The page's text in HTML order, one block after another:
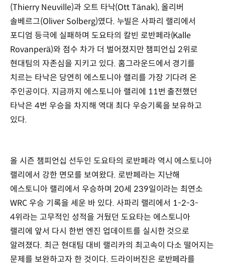
(Thierry Neuville)과 오트 타낙(Ott Tänak), 올리버
솔베르그(Oliver Solberg)였다. 누빌은 사파리 랠리에서
포디엄 등극에 실패하며 도요타의 칼빈 로반페라(Kalle
Rovanperä)와 점수 차가 더 벌어졌지만 챔피언십 2위로
현대팀의 자존심을 지키고 있다. 홈그라운드에서 경기를
치르는 타낙은 당연히 에스토니아 랠리를 가장 기다려 온
주인공이다. 지금까지 에스토니아 랠리에 11번 출전했던
타낙은 4번 우승을 차지해 역대 최다 우승기록을 보유하고
있다.
올 시즌 챔피언십 선두인 도요타의 로반페라 역시 에스토니아
랠리에서 강한 면모를 보여왔다. 로반페라는 지난해
에스토니아 랠리에서 우승하며 20세 239일이라는 최연소
WRC 우승 기록을 세운 바 있다. 사파리 랠리에서 1-2-3-
4위라는 고무적인 성적을 거뒀던 도요타는 에스토니아
랠리에 앞서 다시 한번 엔진 업데이트를 실시한 것으로
알려졌다. 최근 현대팀 대비 랠리카의 최고속이 다소 떨어지는
문제를 보완하고자 한 것이다. 드라이버진은 로반페라를